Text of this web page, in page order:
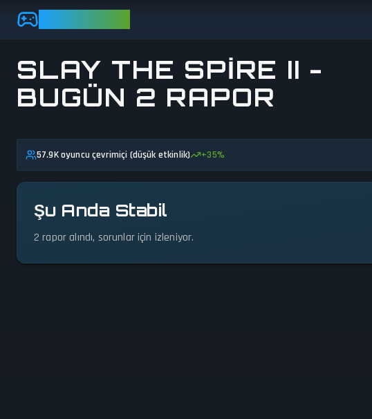
Skip to main content
SLAY THE SPIRE II -
BUGÜN 2 RAPOR
57.9K oyuncu çevrimiçi (düşük etkinlik) +35%
Şu Anda Stabil
2 rapor alındı, sorunlar için izleniyor.